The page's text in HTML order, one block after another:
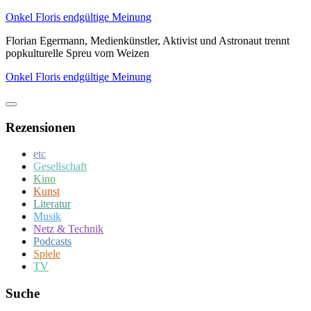
Zum
springen
Onkel Floris endgültige Meinung
Florian Egermann, Medienkünstler, Aktivist und Astronaut trennt
popkulturelle Spreu vom Weizen
Onkel Floris endgültige Meinung
Rezensionen
etc
Gesellschaft
Kino
Kunst
Literatur
Musik
Netz & Technik
Podcasts
Spiele
TV
Suche